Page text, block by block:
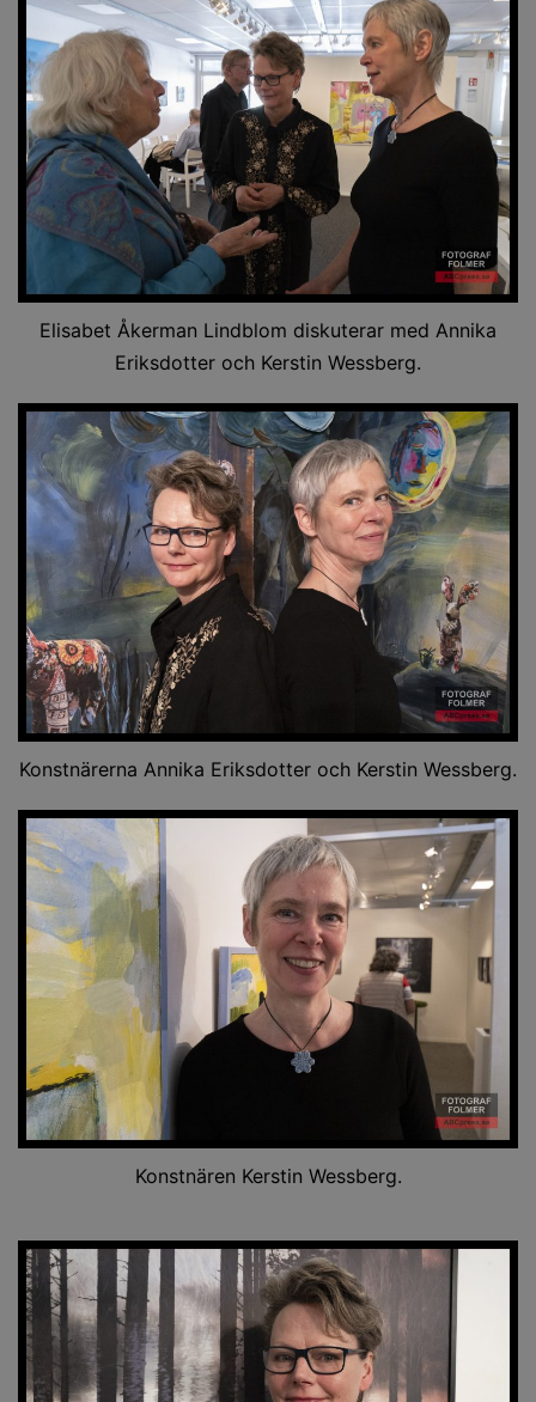
Elisabet Åkerman Lindblom diskuterar med Annika
Eriksdotter och Kerstin Wessberg.
Konstnärerna Annika Eriksdotter och Kerstin Wessberg.
Konstnären Kerstin Wessberg.